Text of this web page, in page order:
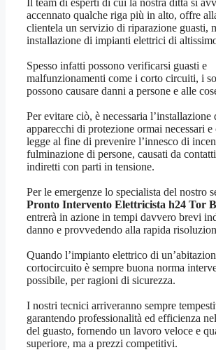
accennato qualche riga più in alto, offre
clientela un servizio di riparazione guasti,
installazione di impianti elettrici di
Spesso infatti possono verificarsi guasti e
malfunzionamenti come i corto circuiti, i
possono causare danni a persone e alle
Per evitare ciò, è necessaria l’installazione
apparecchi di protezione ormai necessari
legge al fine di prevenire l’innesco di
fulminazione di persone, causati da
indiretti con parti in tensione.
Per le emergenze lo specialista del nostro
Pronto Intervento Elettricista h24 Tor
entrerà in azione in tempi davvero brevi
danno e provvedendo alla rapida
Quando l’impianto elettrico di
cortocircuito è sempre buona norma
possibile, per ragioni di sicurezza.
I nostri tecnici arriveranno sempre
garantendo professionalità ed efficienza
del guasto, fornendo un lavoro veloce e
superiore, ma a prezzi competitivi.